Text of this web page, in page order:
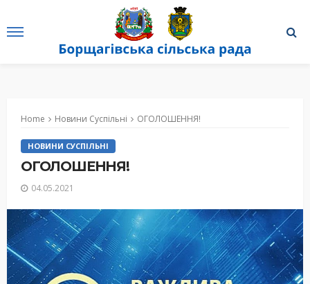
Home Новини Суспільні ОГОЛОШЕННЯ!
НОВИНИ СУСПІЛЬНІ
ОГОЛОШЕННЯ!
04.05.2021